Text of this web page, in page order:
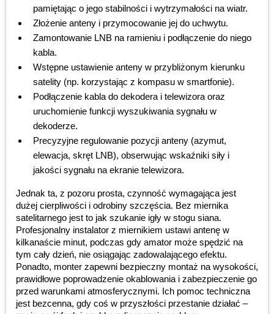
pamiętając o jego stabilności i wytrzymałości na wiatr.
Złożenie anteny i przymocowanie jej do uchwytu.
Zamontowanie LNB na ramieniu i podłączenie do niego
kabla.
Wstępne ustawienie anteny w przybliżonym kierunku
satelity (np. korzystając z kompasu w smartfonie).
Podłączenie kabla do dekodera i telewizora oraz
uruchomienie funkcji wyszukiwania sygnału w
dekoderze.
Precyzyjne regulowanie pozycji anteny (azymut,
elewacja, skręt LNB), obserwując wskaźniki siły i
jakości sygnału na ekranie telewizora.
Jednak ta, z pozoru prosta, czynność wymagająca jest
dużej cierpliwości i odrobiny szczęścia. Bez miernika
satelitarnego jest to jak szukanie igły w stogu siana.
Profesjonalny instalator z miernikiem ustawi antenę w
kilkanaście minut, podczas gdy amator może spędzić na
tym cały dzień, nie osiągając zadowalającego efektu.
Ponadto, monter zapewni bezpieczny montaż na wysokości,
prawidłowe poprowadzenie okablowania i zabezpieczenie go
przed warunkami atmosferycznymi. Ich pomoc techniczna
jest bezcenna, gdy coś w przyszłości przestanie działać –